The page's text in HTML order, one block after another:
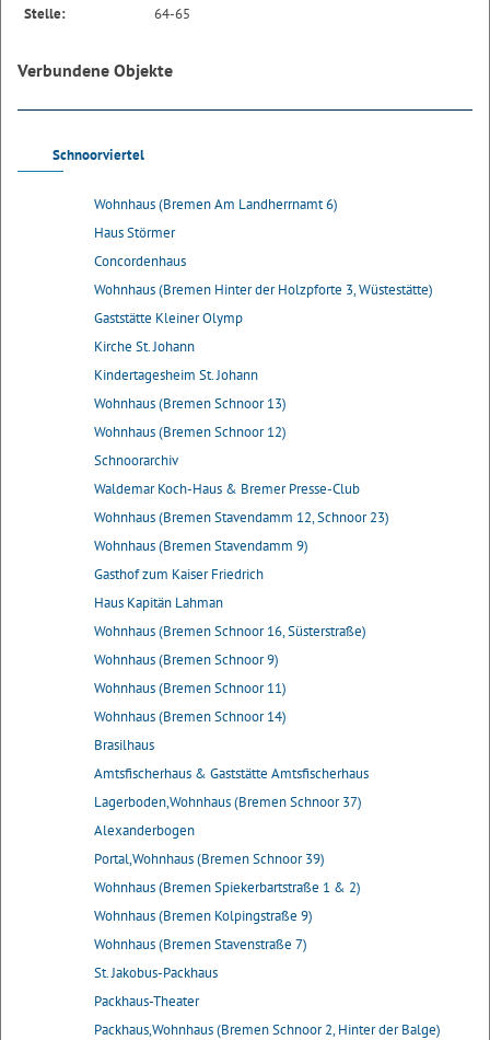
Stelle:
64-65
Verbundene Objekte
Schnoorviertel
Wohnhaus (Bremen Am Landherrnamt 6)
Haus Störmer
Concordenhaus
Wohnhaus (Bremen Hinter der Holzpforte 3, Wüstestätte)
Gaststätte Kleiner Olymp
Kirche St. Johann
Kindertagesheim St. Johann
Wohnhaus (Bremen Schnoor 13)
Wohnhaus (Bremen Schnoor 12)
Schnoorarchiv
Waldemar Koch-Haus & Bremer Presse-Club
Wohnhaus (Bremen Stavendamm 12, Schnoor 23)
Wohnhaus (Bremen Stavendamm 9)
Gasthof zum Kaiser Friedrich
Haus Kapitän Lahman
Wohnhaus (Bremen Schnoor 16, Süsterstraße)
Wohnhaus (Bremen Schnoor 9)
Wohnhaus (Bremen Schnoor 11)
Wohnhaus (Bremen Schnoor 14)
Brasilhaus
Amtsfischerhaus & Gaststätte Amtsfischerhaus
Lagerboden,Wohnhaus (Bremen Schnoor 37)
Alexanderbogen
Portal,Wohnhaus (Bremen Schnoor 39)
Wohnhaus (Bremen Spiekerbartstraße 1 & 2)
Wohnhaus (Bremen Kolpingstraße 9)
Wohnhaus (Bremen Stavenstraße 7)
St. Jakobus-Packhaus
Packhaus-Theater
Packhaus,Wohnhaus (Bremen Schnoor 2, Hinter der Balge)